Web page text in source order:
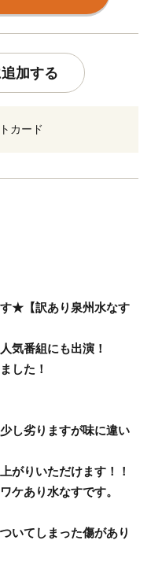
加する
カード
★【訳あり泉州水なす
気番組にも出演！
した！
し劣りますが味に違い
がりいただけます！！
ケあり水なすです。
いてしまった傷があり